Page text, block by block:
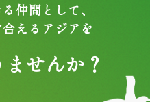
仲間として、
えるアジアを
せんか？